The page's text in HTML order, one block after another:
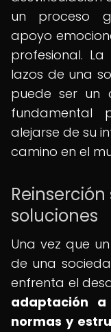
un proceso
apoyo
profesional.
lazos de una
puede ser un
fundamental
alejarse de su
camino en el
soluciones
Una vez que
de una
enfrenta el
adaptación
normas y